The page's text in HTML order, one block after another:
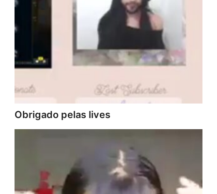
Obrigado pelas lives